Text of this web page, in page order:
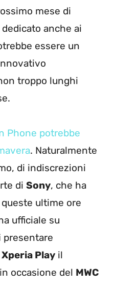
mese di
anche ai
essere un
troppo lunghi
Phone potrebbe
. Naturalmente
di indiscrezioni
di Sony, che ha
ultime ore
ufficiale su
presentare
Play il
occasione del MWC